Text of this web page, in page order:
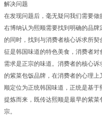
解决问题
在发现问题后，毫无疑问我们需要
右博纳认为熙顺需要找到明确的品
的同时，找到与消费者核心诉求所
征是韩国味道的特色美食，消费者
需求是正宗的味道。消费者的核心
的紫菜包饭品牌，在消费者的心理
顺定位为正统韩国味道，正统是基
提炼而来，既传达熙顺是最早的紫
宗。